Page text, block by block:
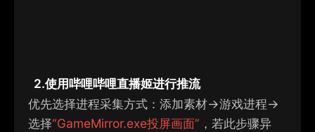
2.使用哔哩哔哩直播姬进行推流
优先选择进程采集方式：添加素材→游戏进程→
选择“GameMirror.exe投屏画面” ， 若此步骤异